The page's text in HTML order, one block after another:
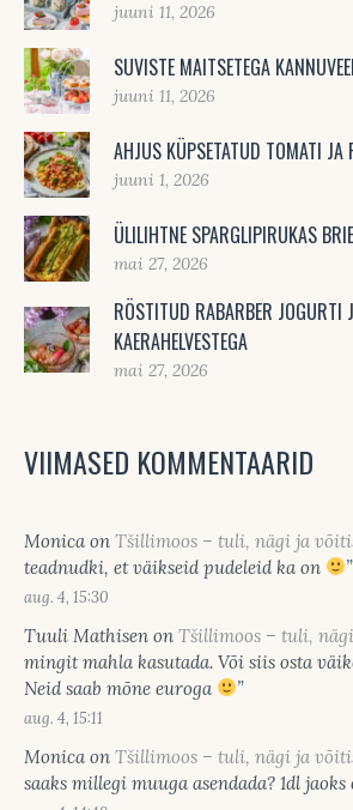
juuni 11, 2026
SUVISTE MAITSETEGA
juuni 11, 2026
AHJUS KÜPSETATUD TOMATI JA
juuni 1, 2026
ÜLILIHTNE SPARGLIPIRUKAS
mai 27, 2026
RÖSTITUD RABARBER JOGURTI
KAERAHELVESTEGA
mai 27, 2026
VIIMASED KOMMENTAARID
Monica on Tšillimoos – tuli, nägi ja
teadnudki, et väikseid pudeleid ka on
”
aug. 4, 15:30
Tuuli Mathisen on Tšillimoos – tuli,
mingit mahla kasutada. Või siis osta
Neid saab mõne euroga
”
aug. 4, 15:11
Monica on Tšillimoos – tuli, nägi ja
saaks millegi muuga asendada? 1dl